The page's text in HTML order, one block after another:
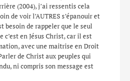
(2004), j’ai ressentis cela
de voir l’AUTRES s’épanouir et
besoin de rappeler que le seul
en Jésus Christ, car il est
avec une maitrise en Droit
de Christ aux peuples qui
ni compris son message est